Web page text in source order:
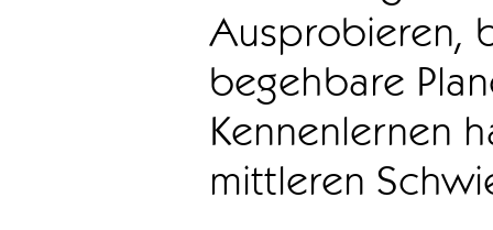
Ausprobieren,
begehbare
Kennenlernen
mittleren